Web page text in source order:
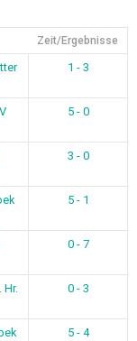
Zeit/Ergebnisse
1 - 3
5 - 0
3 - 0
5 - 1
0 - 7
Hr. 0 - 3
5 - 4